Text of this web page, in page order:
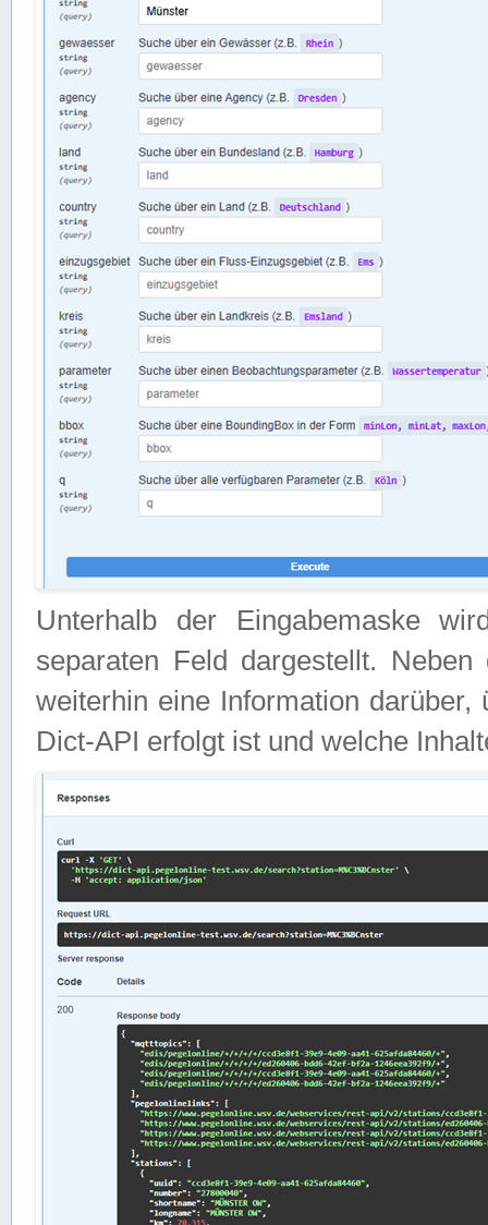
Unterhalb der Eingabemaske
separaten Feld dargestellt.
weiterhin eine Information
Dict-API erfolgt ist und welche